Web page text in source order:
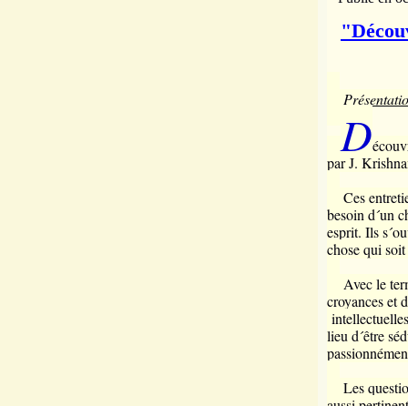
D
par J.
Ces
besoin d´un
esprit. Ils
chose qui
Avec le
croyances et
lieu d´être
Les